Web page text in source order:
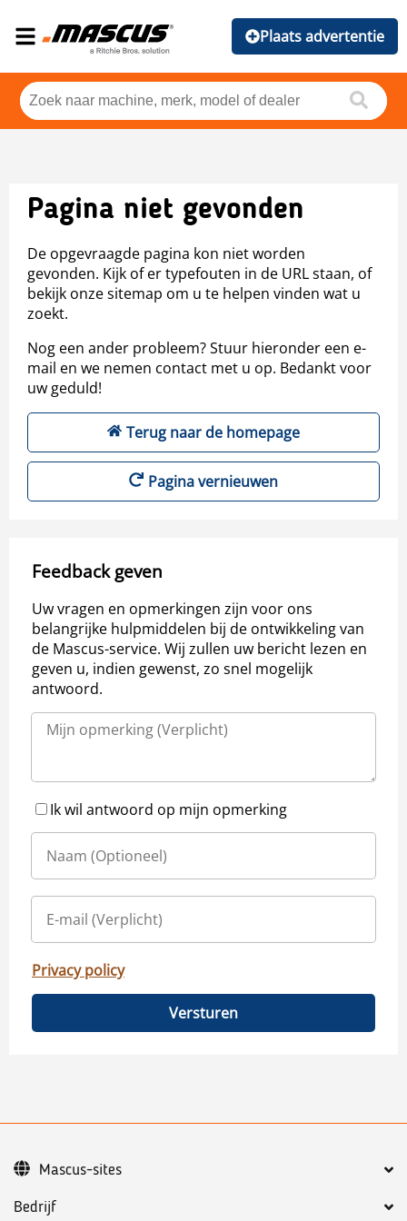
Plaats advertentie
Pagina niet gevonden
De opgevraagde pagina kon niet worden
gevonden. Kijk of er typefouten in de URL staan, of
bekijk onze sitemap om u te helpen vinden wat u
zoekt.
Nog een ander probleem? Stuur hieronder een e-
mail en we nemen contact met u op. Bedankt voor
uw geduld!
Terug naar de homepage
Pagina vernieuwen
Feedback geven
Uw vragen en opmerkingen zijn voor ons
belangrijke hulpmiddelen bij de ontwikkeling van
de Mascus-service. Wij zullen uw bericht lezen en
geven u, indien gewenst, zo snel mogelijk
antwoord.
Ik wil antwoord op mijn opmerking
Privacy policy
Versturen
Bedrijf
Mascus-sites